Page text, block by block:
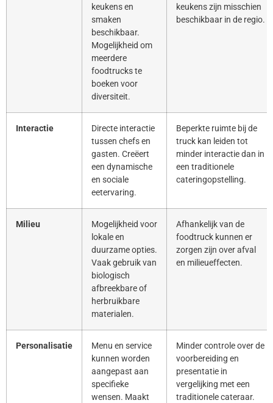
keukens en
smaken
beschikbaar.
Mogelijkheid om
meerdere
foodtrucks te
boeken voor
diversiteit.
keukens zijn misschien
beschikbaar in de regio.
Interactie
Directe interactie
tussen chefs en
gasten. Creëert
een dynamische
en sociale
eetervaring.
Beperkte ruimte bij de
truck kan leiden tot
minder interactie dan in
een traditionele
cateringopstelling.
Milieu
Mogelijkheid voor
lokale en
duurzame opties.
Vaak gebruik van
biologisch
afbreekbare of
herbruikbare
materialen.
Afhankelijk van de
foodtruck kunnen er
zorgen zijn over afval
en milieueffecten.
Personalisatie
Menu en service
kunnen worden
aangepast aan
specifieke
wensen. Maakt
Minder controle over de
voorbereiding en
presentatie in
vergelijking met een
traditionele cateraar.